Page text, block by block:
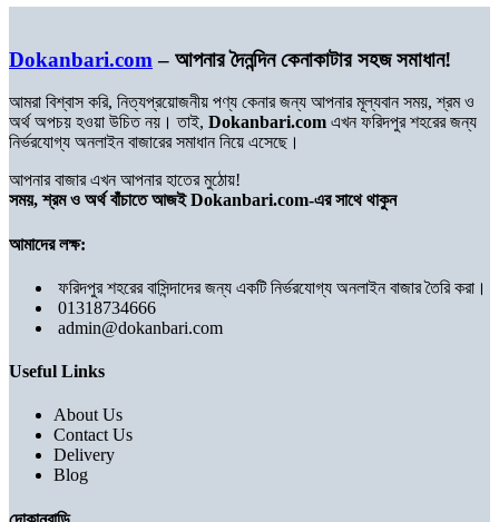
Dokanbari.com – আপনার দৈনন্দিন কেনাকাটার সহজ সমাধান!
আমরা বিশ্বাস করি, নিত্যপ্রয়োজনীয় পণ্য কেনার জন্য আপনার মূল্যবান সময়, শ্রম ও
অর্থ অপচয় হওয়া উচিত নয়। তাই, Dokanbari.com এখন ফরিদপুর শহরের জন্য
নির্ভরযোগ্য অনলাইন বাজারের সমাধান নিয়ে এসেছে।
আপনার বাজার এখন আপনার হাতের মুঠোয়!
সময়, শ্রম ও অর্থ বাঁচাতে আজই Dokanbari.com-এর সাথে থাকুন
আমাদের লক্ষ:
ফরিদপুর শহরের বাসিন্দাদের জন্য একটি নির্ভরযোগ্য অনলাইন বাজার তৈরি করা।
01318734666
admin@dokanbari.com
Useful Links
About Us
Contact Us
Delivery
Blog